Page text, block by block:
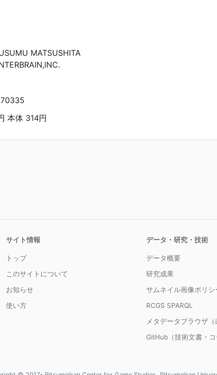
MATSUSHITA
本体 314円
サイト情報
トップ
このサイトについて
お知らせ
使い方
データ・研究・技術
データ概要
研究成果
サムネイル画像ポリシ
RCGS SPARQL
メタデータブラウザ（
GitHub（技術文書・